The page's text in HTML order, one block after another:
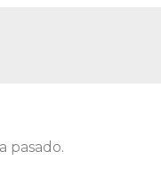
pasado.